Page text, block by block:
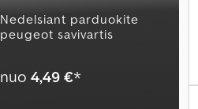
Nedelsiant parduokite
peugeot savivartis
nuo 4,49 €*